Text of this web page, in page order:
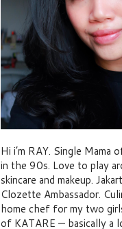
Hi i’m RAY. Single Mama
in the 90s. Love to play
skincare and makeup.
Clozette Ambassador.
home chef for my two
of KATARE — basically a